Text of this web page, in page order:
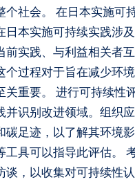
个社会。 在日本实施可
日本实施可持续实践涉
前实践、与利益相关者
个过程对于旨在减少环
关重要。 进行可持续性
并识别改进领域。组织
碳足迹，以了解其环境
工具可以指导此评估。
谈，以收集对可持续性